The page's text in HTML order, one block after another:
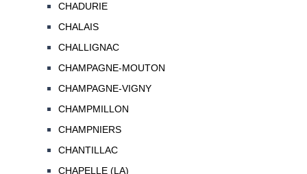
CHADURIE
CHALAIS
CHALLIGNAC
CHAMPAGNE-MOUTON
CHAMPAGNE-VIGNY
CHAMPMILLON
CHAMPNIERS
CHANTILLAC
CHAPELLE (LA)